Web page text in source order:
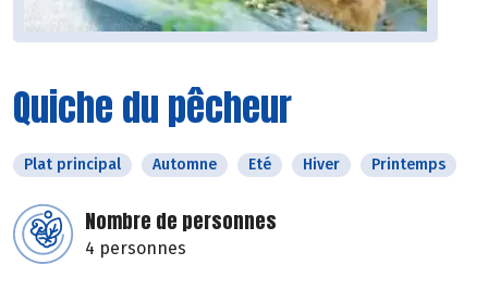
Quiche du pêcheur
Plat principal Automne Eté Hiver Printemps
Nombre de personnes
4 personnes